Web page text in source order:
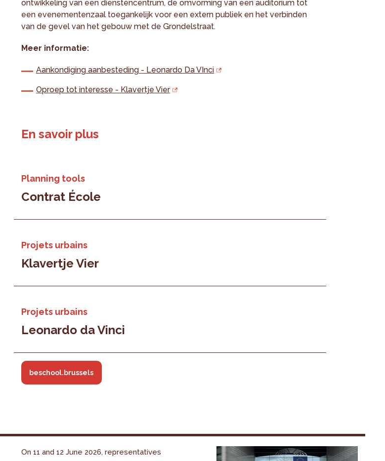
ontwikkeling van een dienstencentrum, de omvorming van een auditorium tot
een evenementenzaal toegankelijk voor een extern publiek en het verbinden
van de gevel van het gebouw met de Grondelstraat.
Meer informatie:
Aankondiging aanbesteding - Leonardo Da VInci
Oproep tot interesse - Klavertje Vier
En savoir plus
Planning tools
Contrat École
Projets urbains
Klavertje Vier
Projets urbains
Leonardo da Vinci
beschool.brussels
On 11 and 12 June 2026, representatives